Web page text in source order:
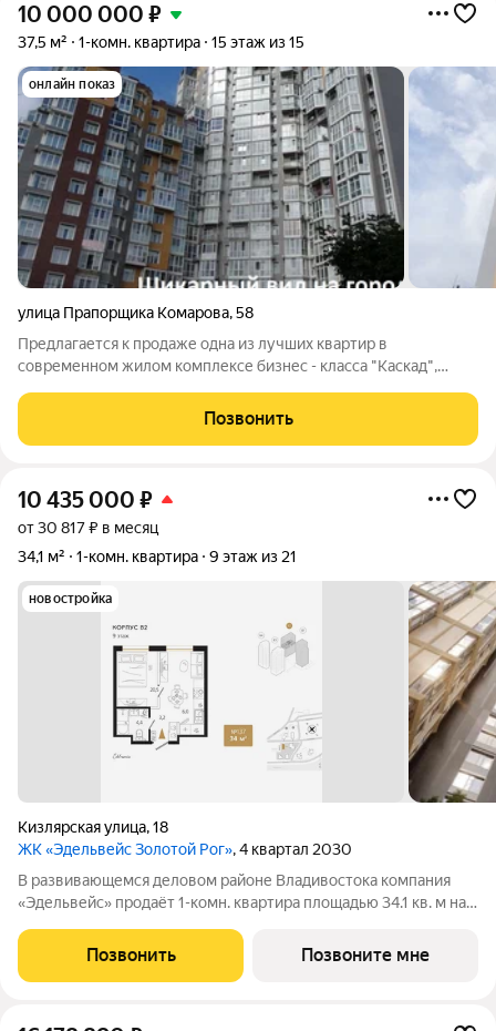
10 000 000 ₽
37,5 м² 1-комн. квартира 15 этаж из 15
онлайн показ
улица Прапорщика Комарова,58
Предлагается к продаже одна из лучших квартир в
современном жилом комплексе бизнес - класса "Каскад",
Владивостока - на сопке Орлиное гнездо (199 метров над
уровнем моря). Дом размещен в очень
Позвонить
10 435 000 ₽
от 30 817 ₽ в месяц
34,1 м²
1-комн. квартира 9 этаж из 21
новостройка
Кизлярская улица,18
ЖК «Эдельвейс Золотой Рог», 4 квартал 2030
В развивающемся деловом районе Владивостока компания
«Эдельвейс» продаёт 1-комн. квартира площадью 34.1 кв. м на
«Эдельвейс Золотой Рог» с продуманной планировкой,
увеличенными оконными проёмами и
Позвонить Позвоните мне